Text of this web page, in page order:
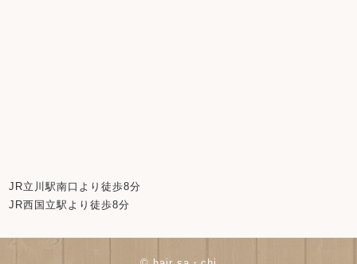
JR立川駅南口より徒歩8分
JR西国立駅より徒歩8分